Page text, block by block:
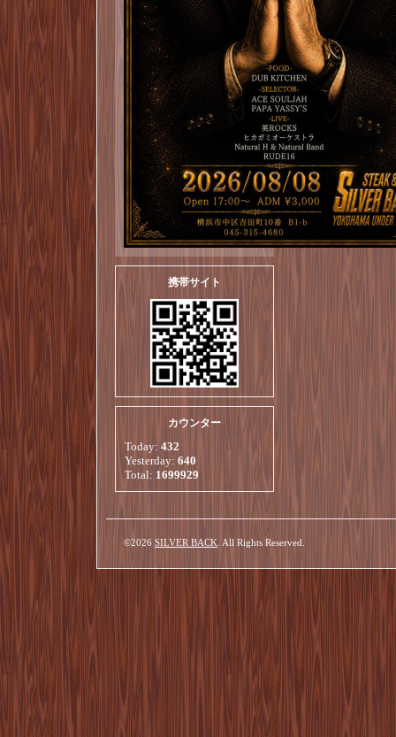
携帯サイト
カウンター
Today: 432
Yesterday: 640
Total: 1699929
©2026 SILVER BACK . All Rights Reserved.